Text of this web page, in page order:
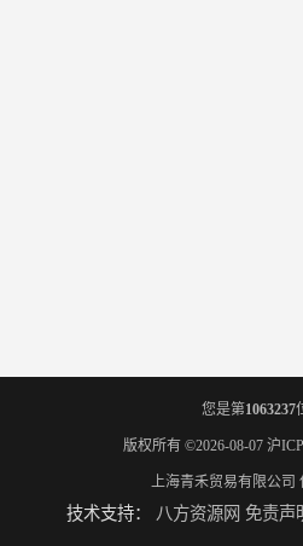
您是第1063237
版权所有 ©2026-08-07 沪
上海青禾贸易有限公司
技术支持： 八方资源网 免责声